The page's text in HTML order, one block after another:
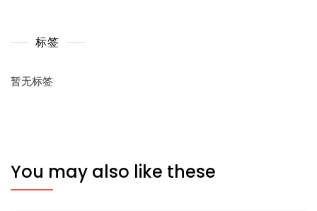
标签
暂无标签
You may also like these